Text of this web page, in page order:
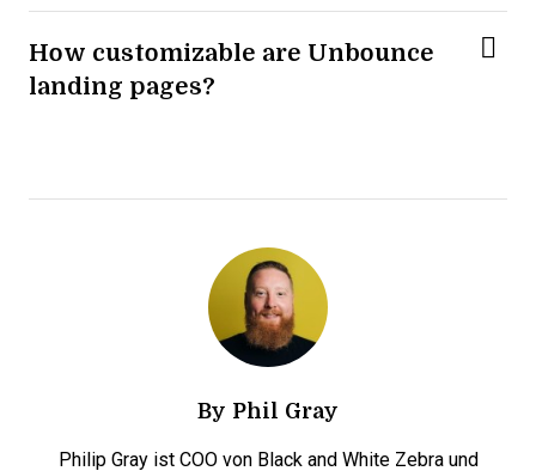
How customizable are Unbounce
landing pages?
By Phil Gray
Philip Gray ist COO von Black and White Zebra und